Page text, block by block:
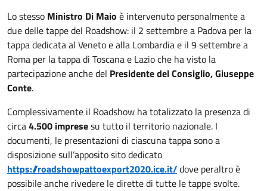
Lo stesso Ministro Di Maio è intervenuto personalmente a
due delle tappe del Roadshow: il 2 settembre a Padova per la
tappa dedicata al Veneto e alla Lombardia e il 9 settembre a
Roma per la tappa di Toscana e Lazio che ha visto la
partecipazione anche del Presidente del Consiglio, Giuseppe
Conte.
Complessivamente il Roadshow ha totalizzato la presenza di
circa4.500 impresesu tutto il territorio nazionale. I
documenti, le presentazioni di ciascuna tappa sono a
disposizione sull’apposito sito dedicato
https://roadshowpattoexport2020.ice.it/dove peraltro è
possibile anche rivedere le dirette di tutte le tappe svolte.